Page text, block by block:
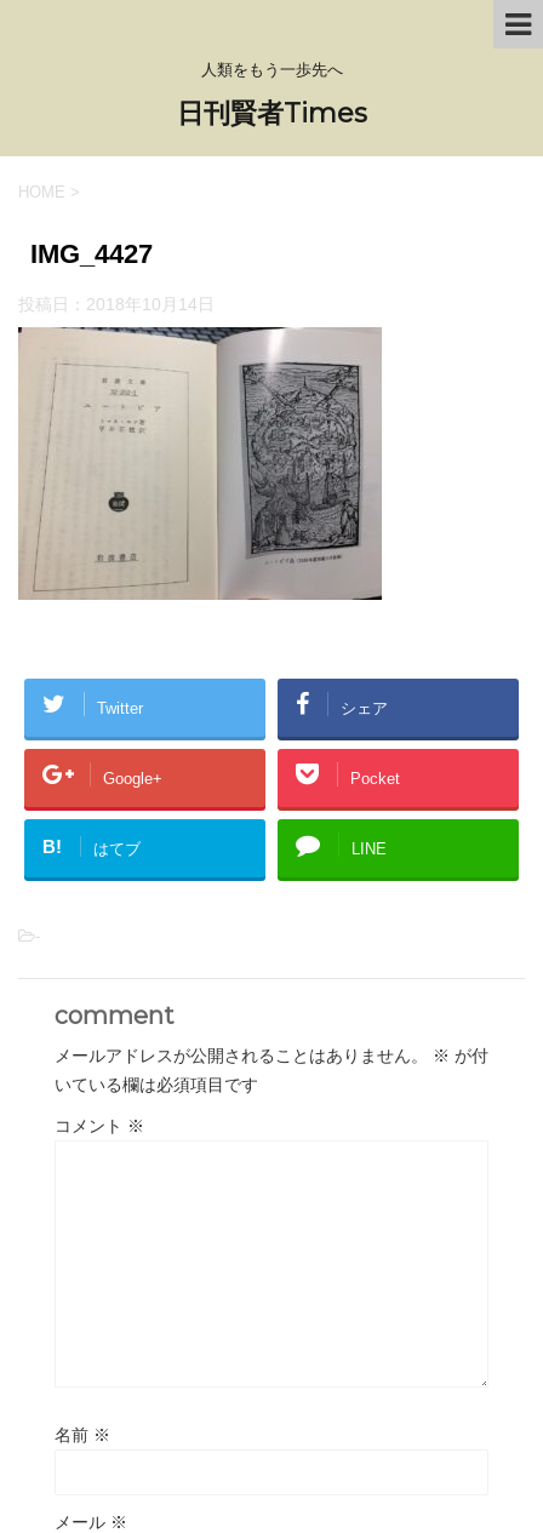
人類をもう一歩先へ
日刊賢者Times
HOME >
IMG_4427
投稿日： 2018年10月14日
Twitter シェア
Google+ Pocket
B! はてブ LINE
-
comment
メールアドレスが公開されることはありません。 ※ が付
いている欄は必須項目です
コメント ※
名前 ※
メール ※